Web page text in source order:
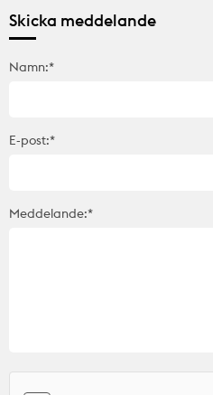
Skicka meddelande
Namn:*
E-post:*
Meddelande:*